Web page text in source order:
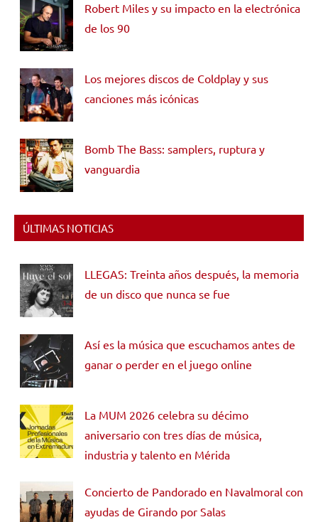
Robert Miles y su impacto en la electrónica
de los 90
Los mejores discos de Coldplay y sus
canciones más icónicas
Bomb The Bass: samplers, ruptura y
vanguardia
ÚLTIMAS NOTICIAS
LLEGAS: Treinta años después, la memoria
de un disco que nunca se fue
Así es la música que escuchamos antes de
ganar o perder en el juego online
La MUM 2026 celebra su décimo
aniversario con tres días de música,
industria y talento en Mérida
Concierto de Pandorado en Navalmoral con
ayudas de Girando por Salas